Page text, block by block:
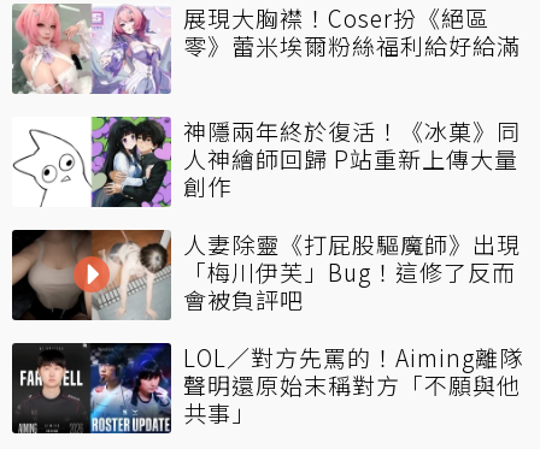
展現大胸襟！Coser扮《絕區
零》蕾米埃爾粉絲福利給好給滿
神隱兩年終於復活！《冰菓》同
人神繪師回歸 P站重新上傳大量
創作
人妻除靈《打屁股驅魔師》出現
「梅川伊芙」Bug！這修了反而
會被負評吧
LOL／對方先罵的！Aiming離隊
聲明還原始末稱對方「不願與他
共事」